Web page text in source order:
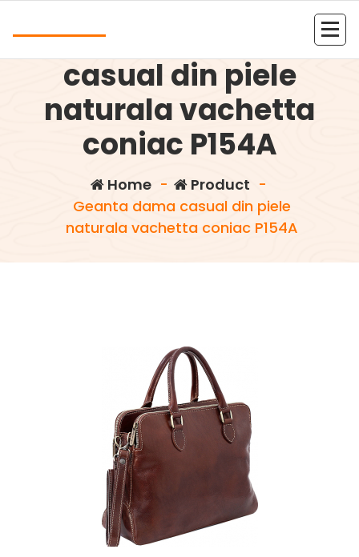
Geanta dama
casual din piele
naturala vachetta
coniac P154A
Home- Product -
Geanta dama casual din piele
naturala vachetta coniac P154A